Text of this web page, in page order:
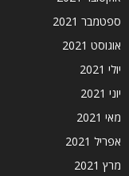
ספטמבר 2021
אוגוסט 2021
יולי 2021
יוני 2021
מאי 2021
אפריל 2021
מרץ 2021